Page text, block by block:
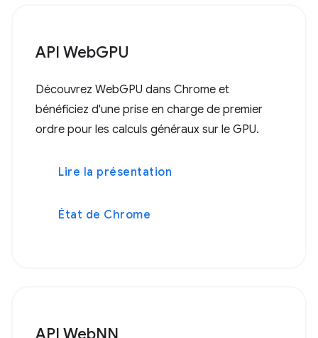
API WebGPU
Découvrez WebGPU dans Chrome et
bénéficiez d'une prise en charge de premier
ordre pour les calculs généraux sur le GPU.
Lire la présentation
État de Chrome